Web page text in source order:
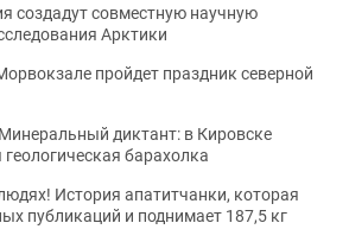
создадут совместную научную
Арктики
пройдет праздник северной
диктант: в Кировске
барахолка
История апатитчанки, которая
публикаций и поднимает 187,5 кг